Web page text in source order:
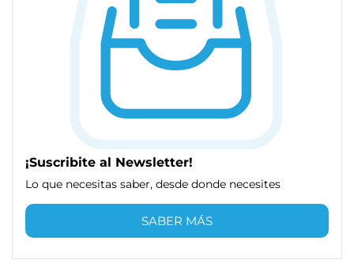
¡Suscribite al Newsletter!
Lo que necesitas saber, desde donde necesites
SABER MÁS